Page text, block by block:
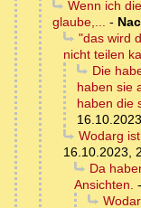
Wenn ich
glaube,... -
"das wird
nicht teilen
Die
haben sie
haben die
Wodarg
16.10.2023,
Da
Ansichten. -